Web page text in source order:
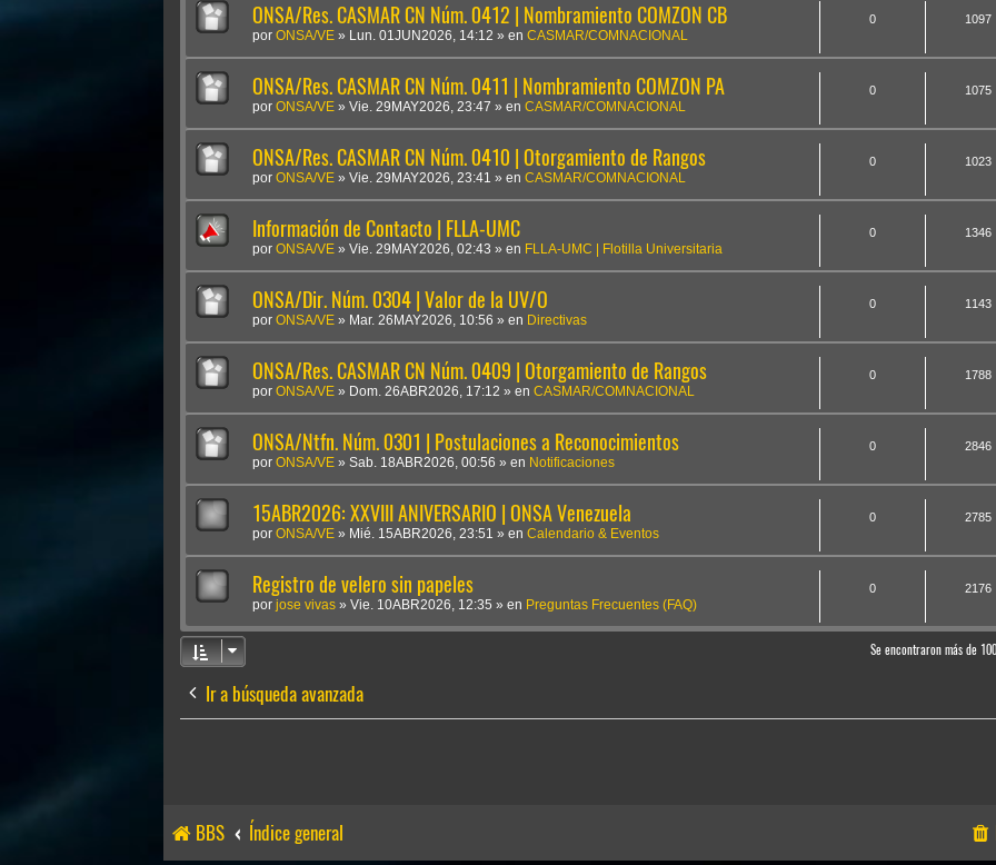
ONSA/Res. CASMAR CN Núm. 0412 | Nombramiento COMZON CB
por ONSA/VE » Lun. 01JUN2026, 14:12 » en CASMAR/COMNACIONAL
0 1097
ONSA/Res. CASMAR CN Núm. 0411 | Nombramiento COMZON PA
por ONSA/VE » Vie. 29MAY2026, 23:47 » en CASMAR/COMNACIONAL
0 1075
ONSA/Res. CASMAR CN Núm. 0410 | Otorgamiento de Rangos
por ONSA/VE » Vie. 29MAY2026, 23:41 » en CASMAR/COMNACIONAL
0 1023
Información de Contacto | FLLA-UMC
por ONSA/VE » Vie. 29MAY2026, 02:43 » en FLLA-UMC | Flotilla Universitaria
0 1346
ONSA/Dir. Núm. 0304 | Valor de la UV/O
por ONSA/VE » Mar. 26MAY2026, 10:56 » en Directivas
0 1143
ONSA/Res. CASMAR CN Núm. 0409 | Otorgamiento de Rangos
por ONSA/VE » Dom. 26ABR2026, 17:12 » en CASMAR/COMNACIONAL
0 1788
ONSA/Ntfn. Núm. 0301 | Postulaciones a Reconocimientos
por ONSA/VE » Sab. 18ABR2026, 00:56 » en Notificaciones
0 2846
15ABR2026: XXVIII ANIVERSARIO | ONSA Venezuela
por ONSA/VE » Mié. 15ABR2026, 23:51 » en Calendario & Eventos
0 2785
Registro de velero sin papeles
por jose vivas » Vie. 10ABR2026, 12:35 » en Preguntas Frecuentes (FAQ)
0 2176
Se encontraron más de
Ir a búsqueda avanzada
BBS Índice general